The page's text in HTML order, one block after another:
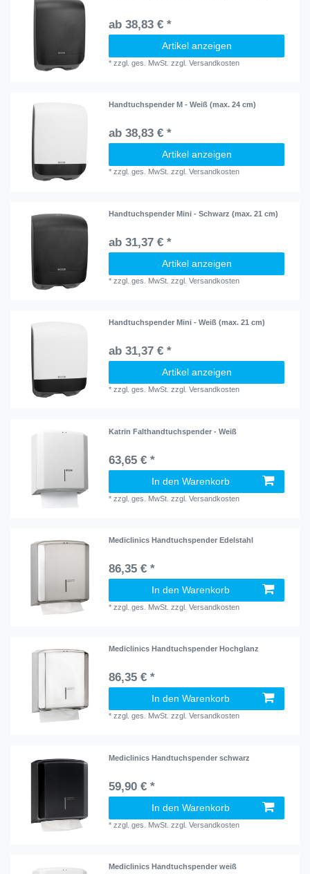
ab 38,83 € *
Artikel anzeigen
*zzgl. ges. MwSt. zzgl.Versandkosten
Handtuchspender M - Weiß (max. 24 cm)
ab 38,83 € *
Artikel anzeigen
*zzgl. ges. MwSt. zzgl.Versandkosten
Handtuchspender Mini - Schwarz (max. 21 cm)
ab 31,37 € *
Artikel anzeigen
*zzgl. ges. MwSt. zzgl.Versandkosten
Handtuchspender Mini - Weiß (max. 21 cm)
ab 31,37 € *
Artikel anzeigen
*zzgl. ges. MwSt. zzgl.Versandkosten
Katrin Falthandtuchspender - Weiß
63,65 € *
In den Warenkorb
*zzgl. ges. MwSt. zzgl.Versandkosten
Mediclinics Handtuchspender Edelstahl
86,35 € *
In den Warenkorb
*zzgl. ges. MwSt. zzgl.Versandkosten
Mediclinics Handtuchspender Hochglanz
86,35 € *
In den Warenkorb
*zzgl. ges. MwSt. zzgl.Versandkosten
Mediclinics Handtuchspender schwarz
59,90 € *
In den Warenkorb
*zzgl. ges. MwSt. zzgl.Versandkosten
Mediclinics Handtuchspender weiß